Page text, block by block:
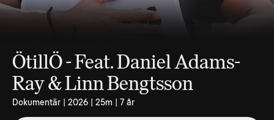
ÖtillÖ - Feat. Daniel Adams-
Ray & Linn Bengtsson
Dokumentär | 2026 | 25m | 7 år